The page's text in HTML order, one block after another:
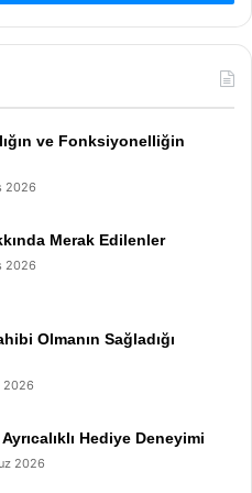
ve Fonksiyonelliğin
2026
Merak Edilenler
2026
Olmanın Sağladığı
2026
Hediye Deneyimi
2026